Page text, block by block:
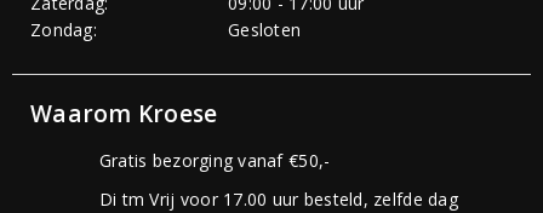
Zondag:
Gesloten
Waarom Kroese
Gratis bezorging vanaf €50,-
Di tm Vrij voor 17.00 uur besteld, zelfde dag